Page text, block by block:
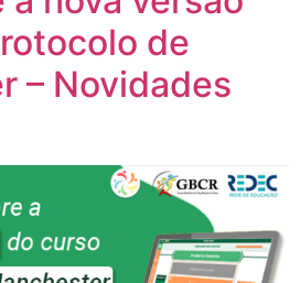
de
– Novidades